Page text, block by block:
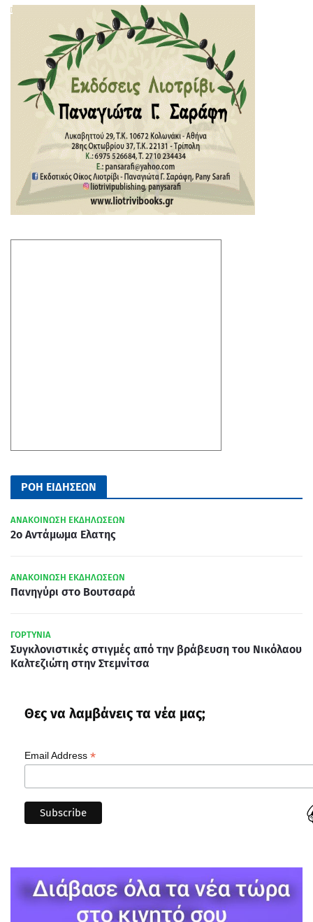
ΡΟΗ ΕΙΔΗΣΕΩΝ
ΑΝΑΚΟΙΝΩΣΗ ΕΚΔΗΛΩΣΕΩΝ
2ο Αντάμωμα Ελατης
ΑΝΑΚΟΙΝΩΣΗ ΕΚΔΗΛΩΣΕΩΝ
Πανηγύρι στο Βουτσαρά
ΓΟΡΤΥΝΙΑ
Συγκλονιστικές στιγμές από την βράβευση του Νικόλαου
Καλτεζιώτη στην Στεμνίτσα
Θες να λαμβάνεις τα νέα μας;
Email Address *